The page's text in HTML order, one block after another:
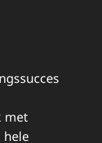
met
hele